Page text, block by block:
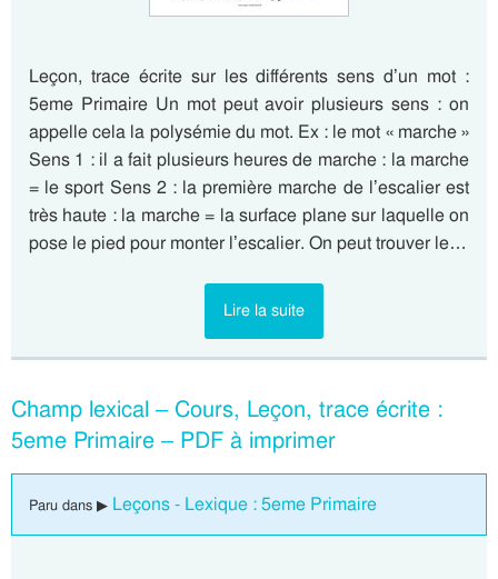
Leçon, trace écrite sur les différents sens d’un mot :
5eme Primaire Un mot peut avoir plusieurs sens : on
appelle cela la polysémie du mot. Ex : le mot « marche »
Sens 1 : il a fait plusieurs heures de marche : la marche
= le sport Sens 2 : la première marche de l’escalier est
très haute : la marche = la surface plane sur laquelle on
pose le pied pour monter l’escalier. On peut trouver le…
Lire la suite
Champ lexical – Cours, Leçon, trace écrite :
5eme Primaire – PDF à imprimer
Paru dans ▶ Leçons - Lexique : 5eme Primaire